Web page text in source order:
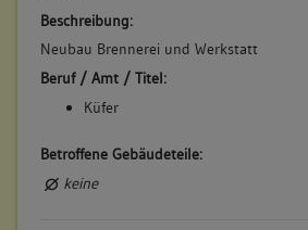
Beschreibung:
Neubau Brennerei und Werkstatt
Beruf / Amt / Titel:
Küfer
Betroffene Gebäudeteile:
keine